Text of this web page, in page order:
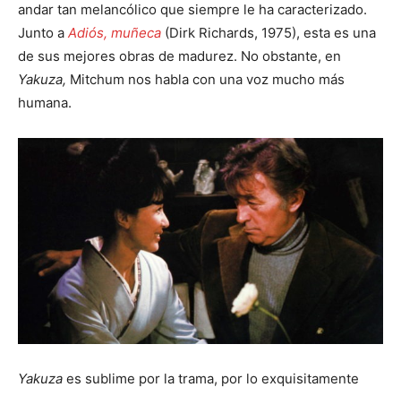
andar tan melancólico que siempre le ha caracterizado.
Junto a Adiós, muñeca (Dirk Richards, 1975), esta es una
de sus mejores obras de madurez. No obstante, en
Yakuza, Mitchum nos habla con una voz mucho más
humana.
Yakuza es sublime por la trama, por lo exquisitamente